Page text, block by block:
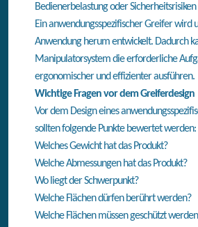
Bedienerbelastung oder
Ein anwendungsspezifischer Greifer wird
Anwendung herum entwickelt. Dadurch
Manipulatorsystem die erforderliche
ergonomischer und effizienter ausführen.
Wichtige Fragen vor dem Greiferdesign
Vor dem Design eines
sollten folgende Punkte bewertet werden:
Welches Gewicht hat das Produkt?
Welche Abmessungen hat das Produkt?
Wo liegt der Schwerpunkt?
Welche Flächen dürfen berührt werden?
Welche Flächen müssen geschützt